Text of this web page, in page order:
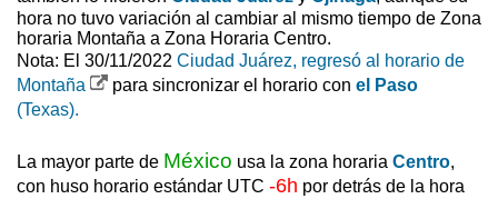
hora no tuvo variación al cambiar al mismo tiempo de Zona
horaria Montaña a Zona Horaria Centro.
Nota: El 30/11/2022 Ciudad Juárez, regresó al horario de
Montaña
para sincronizar el horario con el Paso
(Texas).
La mayor parte de México usa la zona horaria Centro,
con huso horario estándar UTC -6h por detrás de la hora